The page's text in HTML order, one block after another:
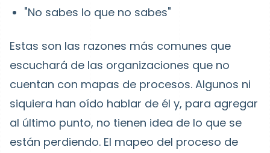
"No sabes lo que no sabes"
Estas son las razones más comunes que
escuchará de las organizaciones que no
cuentan con mapas de procesos. Algunos ni
siquiera han oído hablar de él y, para agregar
al último punto, no tienen idea de lo que se
están perdiendo. El mapeo del proceso de